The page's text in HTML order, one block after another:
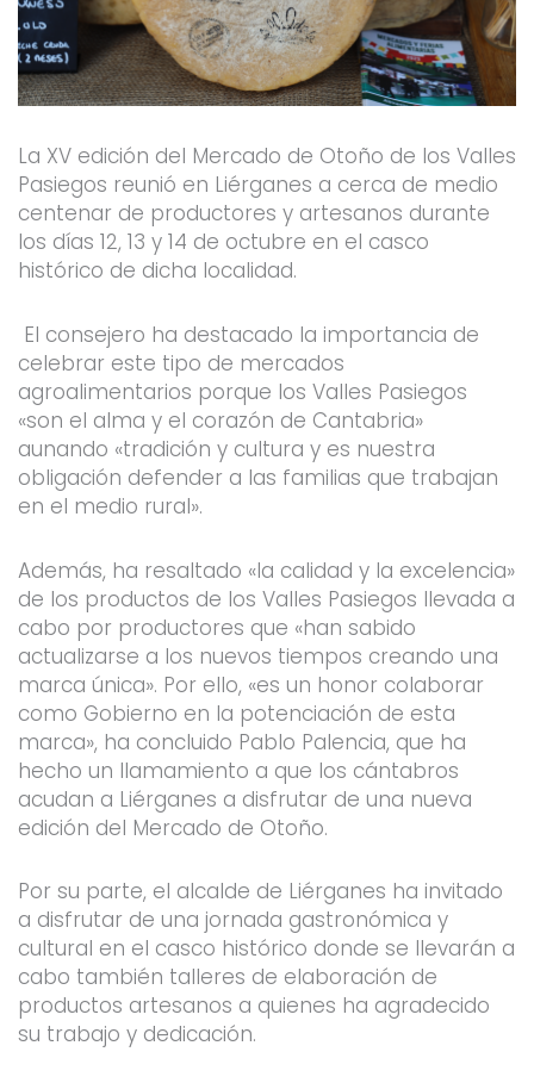
La XV edición del Mercado de Otoño de los Valles
Pasiegos reunió en Liérganes a cerca de medio
centenar de productores y artesanos durante
los días 12, 13 y 14 de octubre en el casco
histórico de dicha localidad.
El consejero ha destacado la importancia de
celebrar este tipo de mercados
agroalimentarios porque los Valles Pasiegos
«son el alma y el corazón de Cantabria»
aunando «tradición y cultura y es nuestra
obligación defender a las familias que trabajan
en el medio rural».
Además, ha resaltado «la calidad y la excelencia»
de los productos de los Valles Pasiegos llevada a
cabo por productores que «han sabido
actualizarse a los nuevos tiempos creando una
marca única». Por ello, «es un honor colaborar
como Gobierno en la potenciación de esta
marca», ha concluido Pablo Palencia, que ha
hecho un llamamiento a que los cántabros
acudan a Liérganes a disfrutar de una nueva
edición del Mercado de Otoño.
Por su parte, el alcalde de Liérganes ha invitado
a disfrutar de una jornada gastronómica y
cultural en el casco histórico donde se llevarán a
cabo también talleres de elaboración de
productos artesanos a quienes ha agradecido
su trabajo y dedicación.